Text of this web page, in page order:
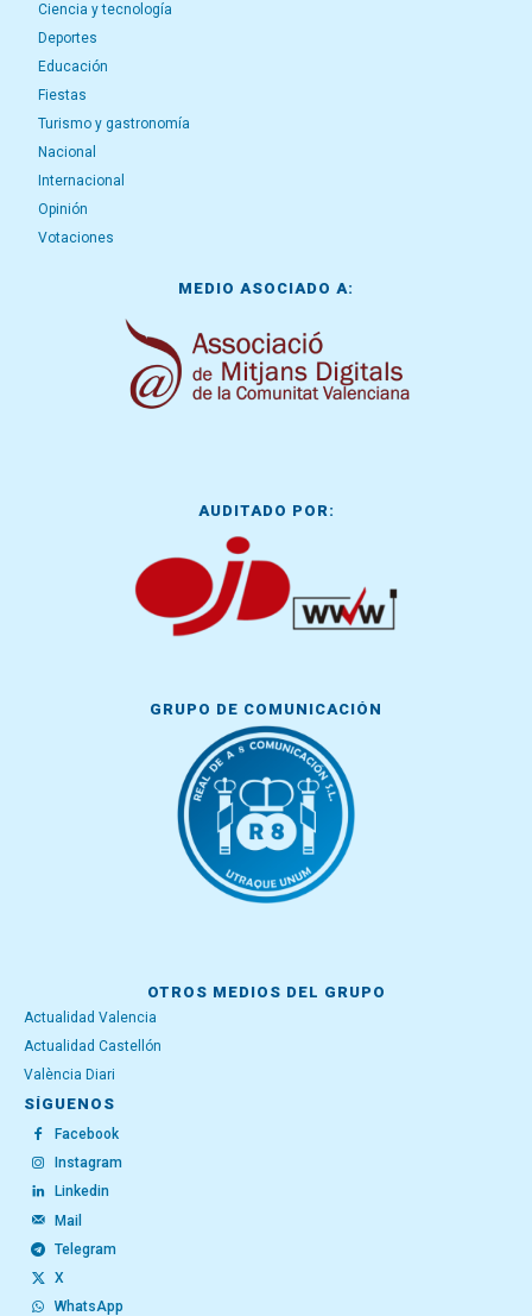
Ciencia y tecnología
Deportes
Educación
Fiestas
Turismo y gastronomía
Nacional
Internacional
Opinión
Votaciones
MEDIO ASOCIADO A:
AUDITADO POR:
GRUPO DE COMUNICACIÓN
OTROS MEDIOS DEL GRUPO
Actualidad Valencia
Actualidad Castellón
València Diari
SÍGUENOS
Facebook
Instagram
Linkedin
Mail
Telegram
X
WhatsApp